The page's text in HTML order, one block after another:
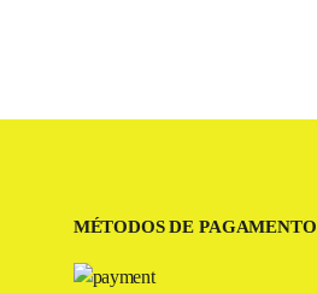
MÉTODOS DE PAGAMENTO